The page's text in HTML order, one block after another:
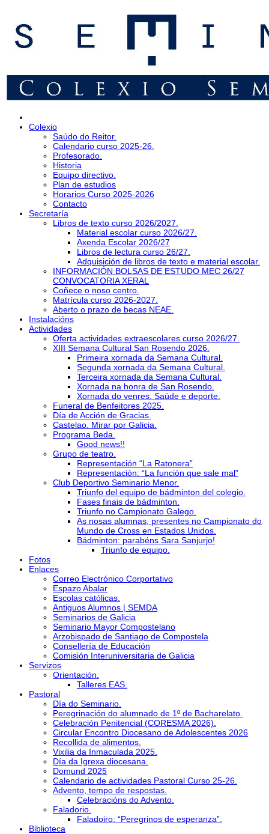
Colexio
Saúdo do Reitor.
Calendario curso 2025-26.
Profesorado.
Historia
Equipo directivo.
Plan de estudios
Horarios Curso 2025-2026
Contacto
Secretaría
Libros de texto curso 2026/2027.
Material escolar curso 2026/27.
Axenda Escolar 2026/27
Libros de lectura curso 26/27.
Adquisición de libros de texto e material escolar.
INFORMACIÓN BOLSAS DE ESTUDO MEC 26/27
CONVOCATORIA XERAL
Coñece o noso centro.
Matrícula curso 2026-2027.
Aberto o prazo de becas NEAE.
Instalacións
Actividades
Oferta actividades extraescolares curso 2026/27.
XIII Semana Cultural San Rosendo 2026.
Primeira xornada da Semana Cultural.
Segunda xornada da Semana Cultural.
Terceira xornada da Semana Cultural.
Xornada na honra de San Rosendo.
Xornada do venres: Saúde e deporte.
Funeral de Benfeitores 2025.
Día de Acción de Gracias.
Castelao. Mirar por Galicia.
Programa Beda.
Good news!!
Grupo de teatro.
Representación “La Ratonera”
Representación: “La función que sale mal”
Club Deportivo Seminario Menor.
Triunfo del equipo de bádminton del colegio.
Fases finais de bádminton.
Triunfo no Campionato Galego.
As nosas alumnas, presentes no Campionato do
Mundo de Cross en Estados Unidos.
Bádminton: parabéns Sara Sanjurjo!
Triunfo de equipo.
Fotos
Enlaces
Correo Electrónico Corportativo
Espazo Abalar
Escolas católicas.
Antiguos Alumnos | SEMDA
Seminarios de Galicia
Seminario Mayor Compostelano
Arzobispado de Santiago de Compostela
Consellería de Educación
Comisión Interuniversitaria de Galicia
Servizos
Orientación.
Talleres EAS.
Pastoral
Día do Seminario.
Peregrinación do alumnado de 1º de Bacharelato.
Celebración Penitencial (CORESMA 2026).
Circular Encontro Diocesano de Adolescentes 2026
Recollida de alimentos.
Vixilia da Inmaculada 2025.
Día da Igrexa diocesana.
Domund 2025
Calendario de actividades Pastoral Curso 25-26.
Advento, tempo de respostas.
Celebracións do Advento.
Faladorio.
Faladoiro: “Peregrinos de esperanza”.
Biblioteca